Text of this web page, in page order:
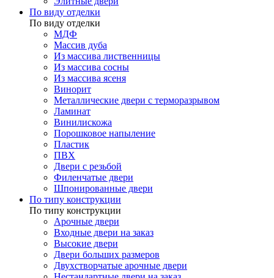
По виду отделки
По виду отделки
МДФ
Массив дуба
Из массива лиственницы
Из массива сосны
Из массива ясеня
Винорит
Металлические двери с терморазрывом
Ламинат
Винилискожа
Порошковое напыление
Пластик
ПВХ
Двери с резьбой
Филенчатые двери
Шпонированные двери
По типу конструкции
По типу конструкции
Арочные двери
Входные двери на заказ
Высокие двери
Двери больших размеров
Двухстворчатые арочные двери